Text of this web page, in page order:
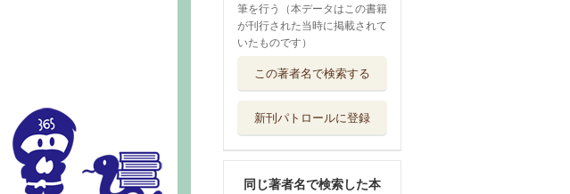
筆を行う（本データはこの書籍
が刊行された当時に掲載されて
いたものです）
この著者名で検索する
新刊パトロールに登録
同じ著者名で検索した本
！あなたにとっ...
バンギャルちゃん
ホーム社
オタク女子が、４